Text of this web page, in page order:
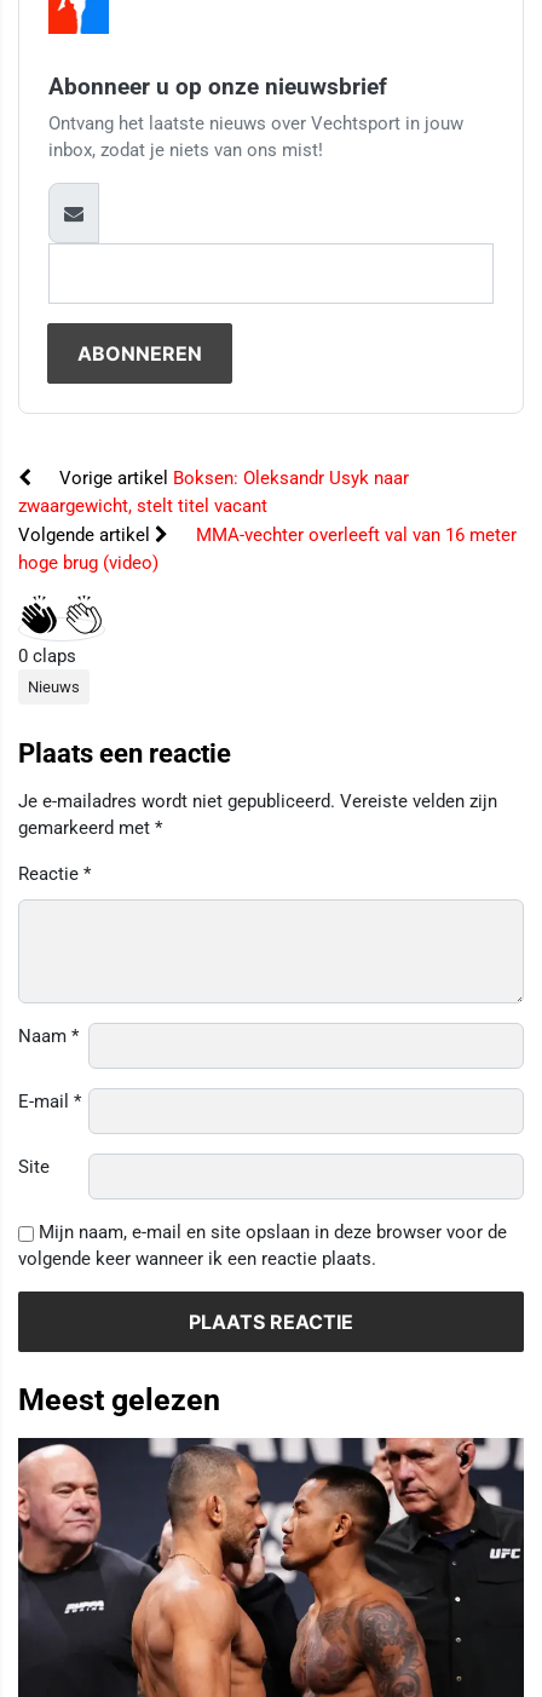
Abonneer u op onze nieuwsbrief
Ontvang het laatste nieuws over Vechtsport in jouw
inbox, zodat je niets van ons mist!
Vorige artikel Boksen: Oleksandr Usyk naar
zwaargewicht, stelt titel vacant
Volgende artikel
MMA-vechter overleeft val van 16 meter
hoge brug (video)
0 claps
Nieuws
Plaats een reactie
Je e-mailadres wordt niet gepubliceerd. Vereiste velden zijn
gemarkeerd met *
Reactie *
Naam *
E-mail *
Site
Mijn naam, e-mail en site opslaan in deze browser voor de
volgende keer wanneer ik een reactie plaats.
Meest gelezen